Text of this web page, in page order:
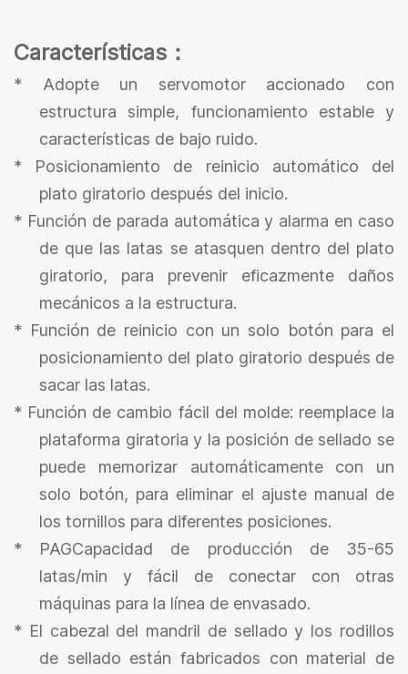
Características ：
* Adopte un servomotor accionado con
estructura simple, funcionamiento estable y
características de bajo ruido.
* Posicionamiento de reinicio automático del
plato giratorio después del inicio.
* Función de parada automática y alarma en caso
de que las latas se atasquen dentro del plato
giratorio, para prevenir eficazmente daños
mecánicos a la estructura.
* Función de reinicio con un solo botón para el
posicionamiento del plato giratorio después de
sacar las latas.
* Función de cambio fácil del molde: reemplace la
plataforma giratoria y la posición de sellado se
puede memorizar automáticamente con un
solo botón, para eliminar el ajuste manual de
los tornillos para diferentes posiciones.
* PAGCapacidad de producción de 35-65
latas/min y fácil de conectar con otras
máquinas para la línea de envasado.
* El cabezal del mandril de sellado y los rodillos
de sellado están fabricados con material de